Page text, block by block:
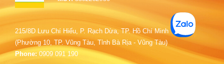
215/8D Lưu Chí Hiếu, P. Rạch Dừa, TP. Hồ Chí Minh
(Phường 10, TP. Vũng Tàu, Tỉnh Bà Rịa - Vũng Tàu)
Phone: 0909 091 190